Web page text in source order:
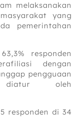
melaksanakan
yang
pemerintahan
responden
dengan
pengguaan
oleh
responden di 34